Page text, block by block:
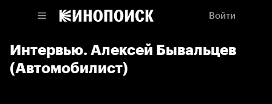
Войти
Интервью. Алексей Бывальцев
(Автомобилист)